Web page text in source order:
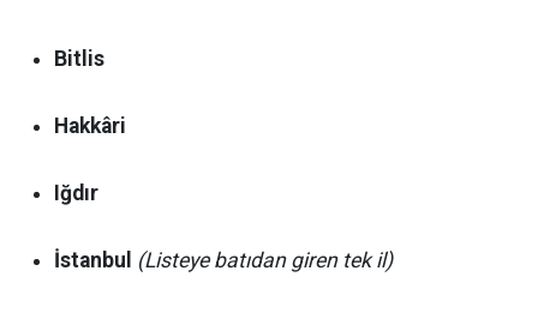
Bitlis
Hakkâri
Iğdır
İstanbul (Listeye batıdan giren tek il)